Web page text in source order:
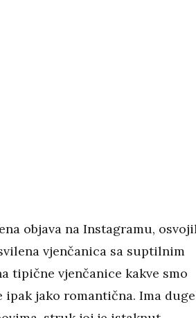
objava na Instagramu,
vjenčanica sa suptilnim
tipične vjenčanice kakve smo
jako romantična. Ima